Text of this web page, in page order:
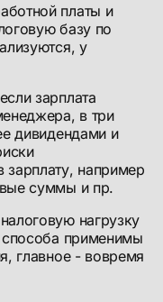
платы и
базу по
у
зарплата
в три
дивидендами и
зарплату, например
суммы и пр.
нагрузку
применимы
главное - вовремя